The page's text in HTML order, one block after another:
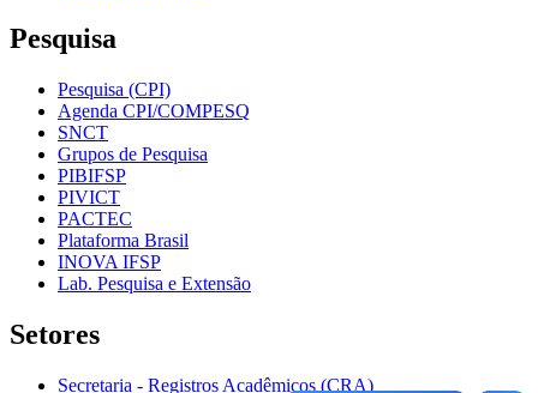
Pesquisa
Pesquisa (CPI)
Agenda CPI/COMPESQ
SNCT
Grupos de Pesquisa
PIBIFSP
PIVICT
PACTEC
Plataforma Brasil
INOVA IFSP
Lab. Pesquisa e Extensão
Setores
Secretaria - Registros Acadêmicos (CRA)